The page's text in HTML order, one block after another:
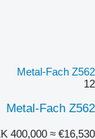
Metal-Fach Z562
12
Metal-Fach Z562
400,000 ≈ €16,530